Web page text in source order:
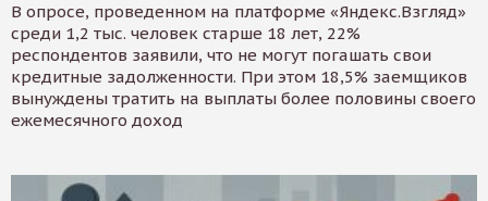
В опросе, проведенном на платформе «Яндекс.Взгляд»
среди 1,2 тыс. человек старше 18 лет, 22%
респондентов заявили, что не могут погашать свои
кредитные задолженности. При этом 18,5% заемщиков
вынуждены тратить на выплаты более половины своего
ежемесячного доход